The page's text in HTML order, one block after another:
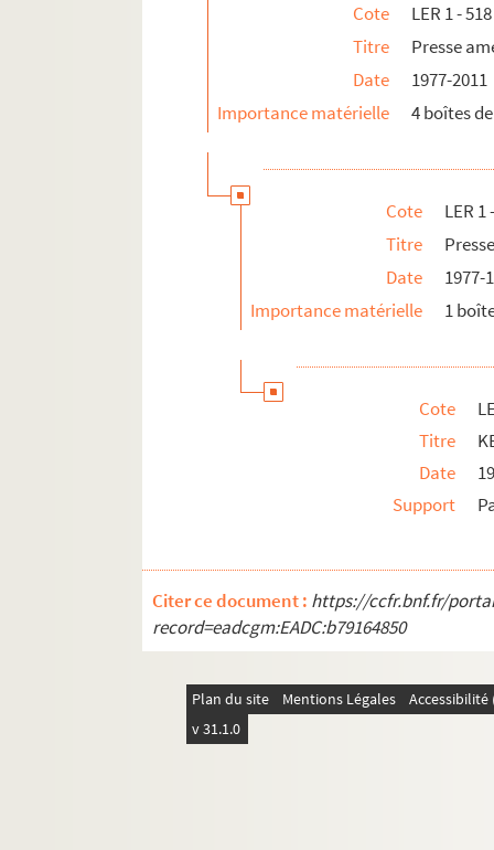
Cote
LER 1 - 518
Titre
Presse
Date
1977-2011
Importance matérielle
4 boîtes
Cote
LER 1
Titre
Date
1977-
Importance matérielle
1
Cote
Titre
Date
Support
Citer ce document : https://ccfr.bnf.fr/
record=eadcgm:EADC:b79164850
Plan du site Mentions Légales
v 31.1.0